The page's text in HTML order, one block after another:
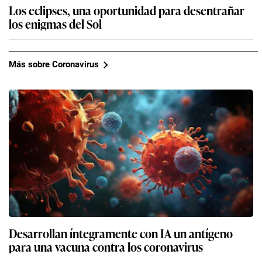
Los eclipses, una oportunidad para desentrañar
los enigmas del Sol
Más sobre Coronavirus
Desarrollan íntegramente con IA un antígeno
para una vacuna contra los coronavirus